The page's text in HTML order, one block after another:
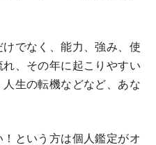
でなく、能力、強み、使
、その年に起こりやすい
生の転機などなど、あな
という方は個人鑑定がオ